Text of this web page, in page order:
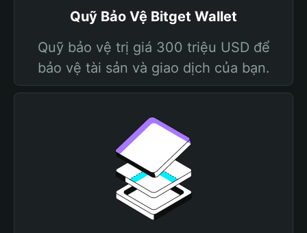
Quỹ Bảo Vệ Bitget Wallet
Quỹ bảo vệ trị giá 300 triệu USD để
bảo vệ tài sản và giao dịch của bạn.